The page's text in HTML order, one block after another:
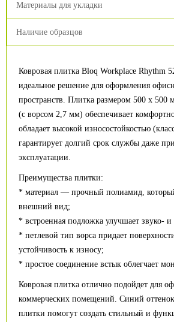
Материалы для укладки
Наличие образцов
Ковровая плитка Bloq Workplace Rhythm
идеальное решение для оформления
пространств. Плитка размером 500 x
(с ворсом 2,7 мм) обеспечивает
обладает высокой износостойкостью
гарантирует долгий срок службы даже
эксплуатации.
Преимущества плитки:
* материал — прочный полиамид,
внешний вид;
* встроенная подложка улучшает звуко-
* петлевой тип ворса придает
устойчивость к износу;
* простое соединение встык облегчает
Ковровая плитка отлично подойдет для
коммерческих помещений. Синий
плитки помогут создать стильный и